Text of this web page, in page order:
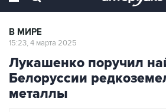
В МИРЕ
15:23, 4 марта 2025
Лукашенко поручил
Белоруссии
металлы